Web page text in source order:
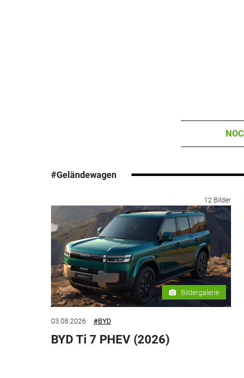
#Geländewagen
12 Bilder
Bildergalerie
03.08.2026 #BYD
BYD Ti 7 PHEV (2026)